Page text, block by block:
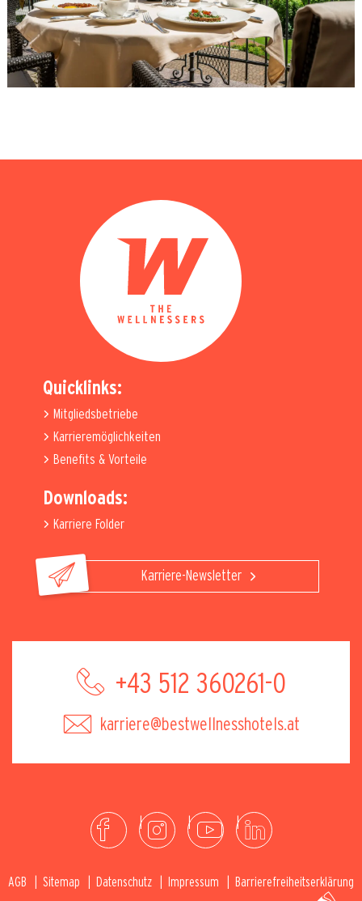
Quicklinks:
Mitgliedsbetriebe
Karrieremöglichkeiten
Benefits & Vorteile
Downloads:
Karriere Folder
Karriere-Newsletter
+43 512 360261-0
karriere@bestwellnesshotels.at
AGB Sitemap Datenschutz Impressum Barrierefreiheitserklärung